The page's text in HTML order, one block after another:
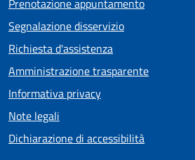
Prenotazione appuntamento
Segnalazione disservizio
Richiesta d'assistenza
Amministrazione trasparente
Informativa privacy
Note legali
Dichiarazione di accessibilità